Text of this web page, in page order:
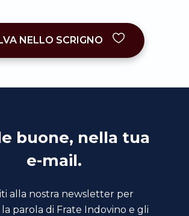
NELLO SCRIGNO
buone, nella tua
e-mail.
alla nostra newsletter per
parola di Frate Indovino e gli